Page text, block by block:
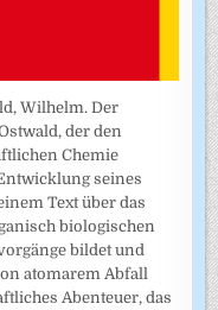
Wilhelm. Der
der den
Chemie
seines
Text über das
biologischen
bildet und
atomarem Abfall
Abenteuer, das